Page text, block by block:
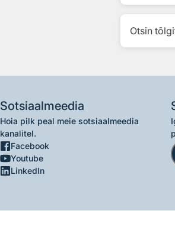
Otsin
Sotsiaalmeedia
Hoia pilk peal meie sotsiaalmeedia
kanalitel.
Facebook
Youtube
LinkedIn